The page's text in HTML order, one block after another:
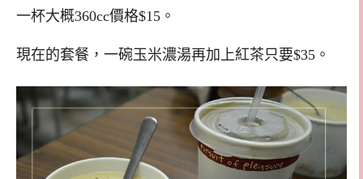
一杯大概360cc價格$15。
現在的套餐，一碗玉米濃湯再加上紅茶只要$35。